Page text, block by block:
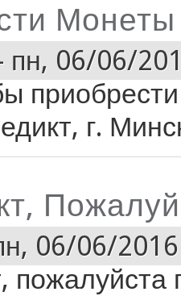
Монеты
пн, 06/06/
г.
06/06/
пожалуйста